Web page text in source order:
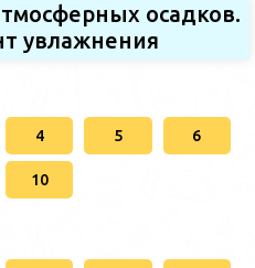
осадков.
увлажнения
4 5 6
10